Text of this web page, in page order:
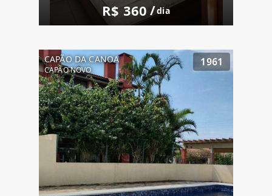
R$ 360 /dia
CAPÃO DA CANOA
CAPÃO NOVO
1961